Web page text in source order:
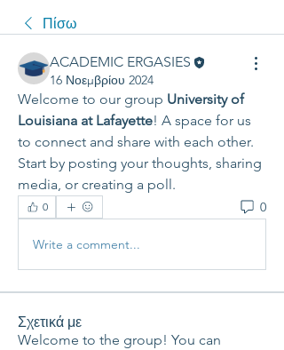
Πίσω
ACADEMIC ERGASIES
16 Νοεμβρίου 2024
Welcome to our group University of
Louisiana at Lafayette! A space for us
to connect and share with each other.
Start by posting your thoughts, sharing
media, or creating a poll.
0 0
Write a comment...
Σχετικά με
Welcome to the group! You can